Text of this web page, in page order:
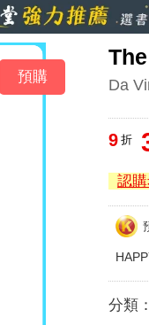
Da
預購
9 折
認
分類